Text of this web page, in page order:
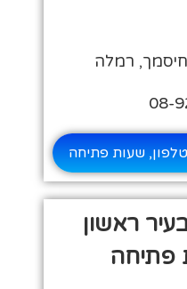
רמלה
שעות פתיחה
ראשון
פתיחה